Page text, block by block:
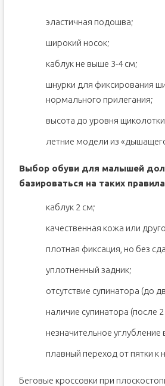
эластичная подошва;
широкий носок;
каблук не выше 3-4 см;
шнурки для фиксирования
нормального прилегания;
высота до уровня
летние модели из
Выбор обуви для малышей
базироваться на таких
каблук 2 см;
качественная кожа или
плотная фиксация, но без
уплотненный задник;
отсутствие супинатора (до
наличие супинатора (после
незначительное углубление
плавный переход от пятки к
Беговые кроссовки при